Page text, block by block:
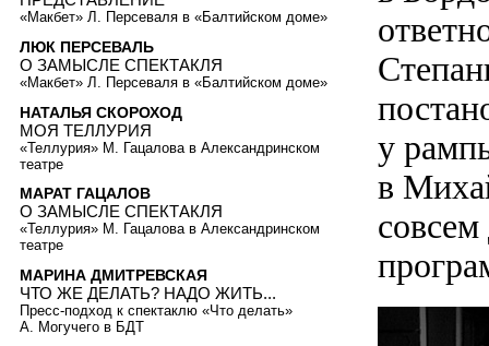
у
в
«Макбет» Л. Персеваля в «Балтийском доме»
ЛЮК ПЕРСЕВАЛЬ
О ЗАМЫСЛЕ СПЕКТАКЛЯ
«Макбет» Л. Персеваля в «Балтийском доме»
НАТАЛЬЯ СКОРОХОД
МОЯ ТЕЛЛУРИЯ
«Теллурия» М. Гацалова в Александринском
театре
МАРАТ ГАЦАЛОВ
О ЗАМЫСЛЕ СПЕКТАКЛЯ
«Теллурия» М. Гацалова в Александринском
театре
МАРИНА ДМИТРЕВСКАЯ
ЧТО ЖЕ ДЕЛАТЬ? НАДО ЖИТЬ...
Пресс-подход к спектаклю «Что делать»
А. Могучего в БДТ